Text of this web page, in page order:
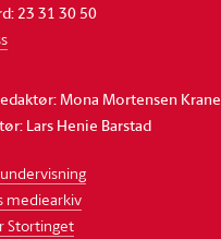
23 31 30 50
Mona Mortensen Krane
Lars Henie Barstad
mediearkiv
Stortinget